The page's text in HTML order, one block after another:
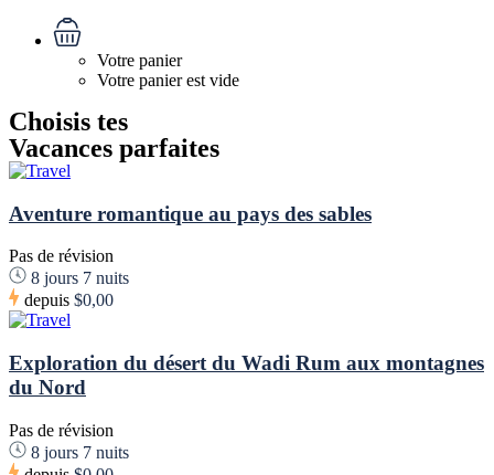
Votre panier
Votre panier est vide
Choisis tes
Vacances parfaites
Aventure romantique au pays des sables
Pas de révision
8 jours 7 nuits
depuis $0,00
Exploration du désert du Wadi Rum aux montagnes
du Nord
Pas de révision
8 jours 7 nuits